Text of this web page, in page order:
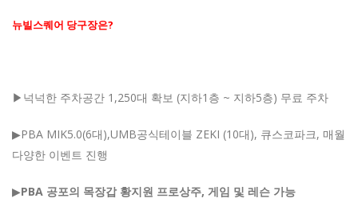
뉴빌스퀘어 당구장은?
▶넉넉한 주차공간 1,250대 확보 (지하1 층 ~ 지하5층) 무료 주차
▶PBA MIK5.0(6대),UMB공식테이블 ZEKI (10대), 큐스코파크, 매월
다양한 이벤트 진행
▶PBA 공포의 목장갑 황지원 프로상주, 게임 및 레슨 가능